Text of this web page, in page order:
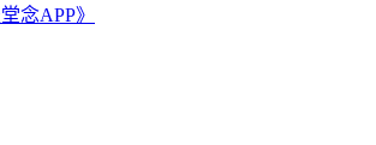
堂念APP》